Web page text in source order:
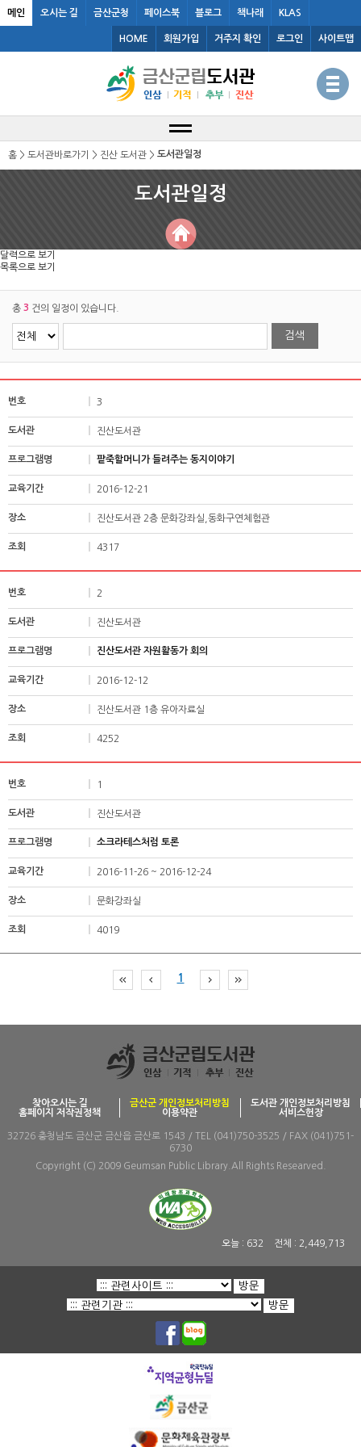
메인 오시는 길 금산군청 페이스북 블로그 책나래 KLAS
HOME 회원가입 거주지 확인 로그인 사이트맵
홈 > 도서관바로가기 > 진산 도서관 > 도서관일정
도서관일정
달력으로 보기
목록으로 보기
총 3 건의 일정이 있습니다.
3
진산도서관
팥죽할머니가 들려주는 동지이야기
2016-12-21
진산도서관 2층 문화강좌실,동화구연체험관
4317
2
진산도서관
진산도서관 자원활동가 회의
2016-12-12
진산도서관 1층 유아자료실
4252
1
진산도서관
소크라테스처럼 토론
2016-11-26 ~ 2016-12-24
문화강좌실
4019
1
찾아오시는 길 금산군 개인정보처리방침
도서관 개인정보처리방침
홈페이지 저작권정책
이용약관 서비스헌장
32726 충청남도 금산군 금산읍 금산로 1543 / TEL (041)750-3525 / FAX (041)751-
6730
Copyright (C) 2009 Geumsan Public Library.All Rights Researved.
오늘 : 632 전체 : 2,449,713